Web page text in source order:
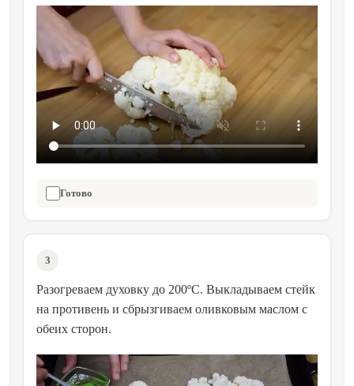
Готово
3
Разогреваем духовку до 200ºC. Выкладываем стейк
на противень и сбрызгиваем оливковым маслом с
обеих сторон.